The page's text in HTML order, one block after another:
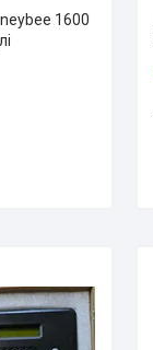
1600